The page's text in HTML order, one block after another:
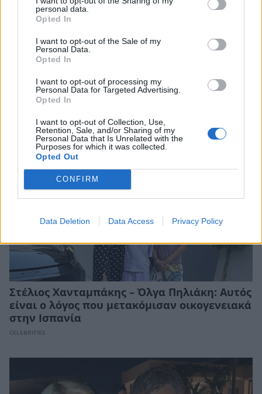
personal data.
Opted In
I want to opt-out of the Sale of my
Personal Data.
Opted In
I want to opt-out of processing my
Personal Data for Targeted Advertising.
Opted In
I want to opt-out of Collection, Use,
Retention, Sale, and/or Sharing of my
Personal Data that Is Unrelated with the
Purposes for which it was collected.
Opted Out
CONFIRM
Data Deletion Data Access Privacy Policy
φτάσουν στην Ισπανία επισκέφθηκαν το
Βελιγράδι και τώρα τη Βουδαπέστη
Στέλιος Χανταμπάκης – Όλγα Πηλιάκη: Αυτός
είναι ο λόγος που μετακόμισαν οικογενειακά
στην Ισπανία
CELEBRITIES